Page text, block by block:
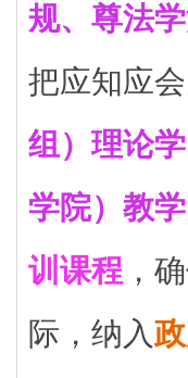
规、尊法
把应知应
组）理论
学院）教
训课程 ，
际，纳入